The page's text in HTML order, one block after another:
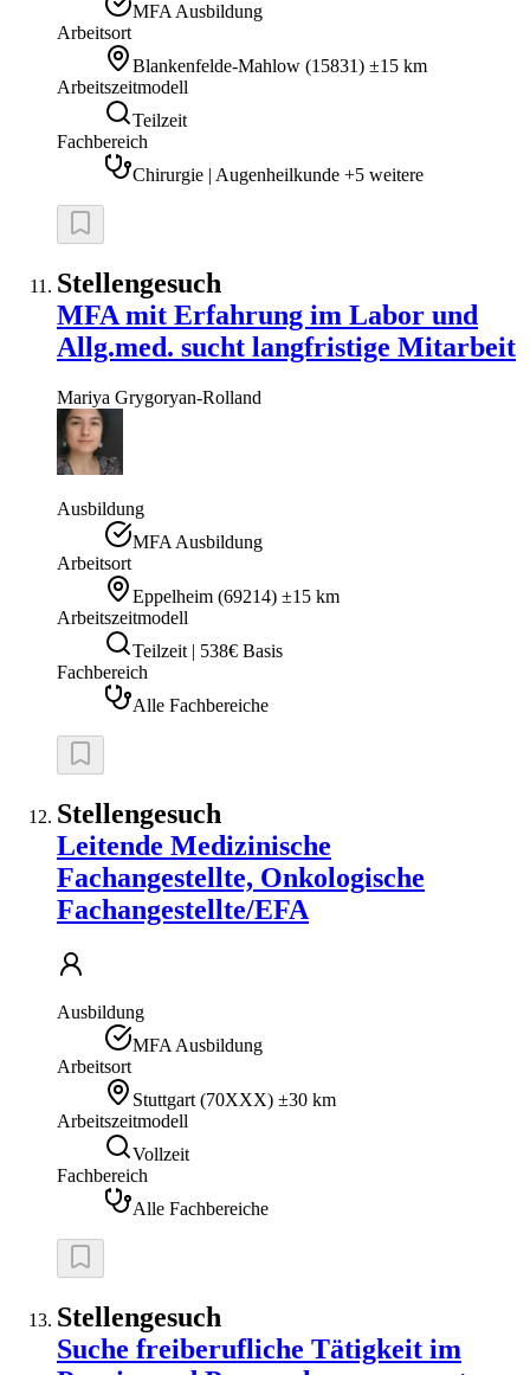
MFA Ausbildung
Arbeitsort
Blankenfelde-Mahlow (15831) ±15 km
Arbeitszeitmodell
Teilzeit
Fachbereich
Chirurgie | Augenheilkunde +5 weitere
Stellengesuch
MFA mit Erfahrung im Labor und
Allg.med. sucht langfristige Mitarbeit
Mariya Grygoryan-Rolland
Ausbildung
MFA Ausbildung
Arbeitsort
Eppelheim (69214) ±15 km
Arbeitszeitmodell
Teilzeit | 538€ Basis
Fachbereich
Alle Fachbereiche
Stellengesuch
Leitende Medizinische
Fachangestellte, Onkologische
Fachangestellte/EFA
Ausbildung
MFA Ausbildung
Arbeitsort
Stuttgart (70XXX) ±30 km
Arbeitszeitmodell
Vollzeit
Fachbereich
Alle Fachbereiche
Stellengesuch
Suche freiberufliche Tätigkeit im